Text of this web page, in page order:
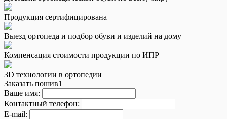
Продукция сертифицирована
Выезд ортопеда и подбор обуви и изделий на дому
Компенсация стоимости продукции по ИПР
3D технологии в ортопедии
Заказать пошив1
Ваше имя:
Контактный телефон:
E-mail: